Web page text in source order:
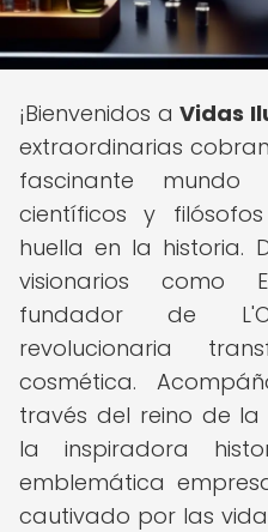
¡Bienvenidos a Vidas
extraordinarias
fascinante mundo
científicos y
huella en la historia.
visionarios como
fundador de
revolucionaria
cosmética.
través del reino de
la inspiradora
emblemática
cautivado por las